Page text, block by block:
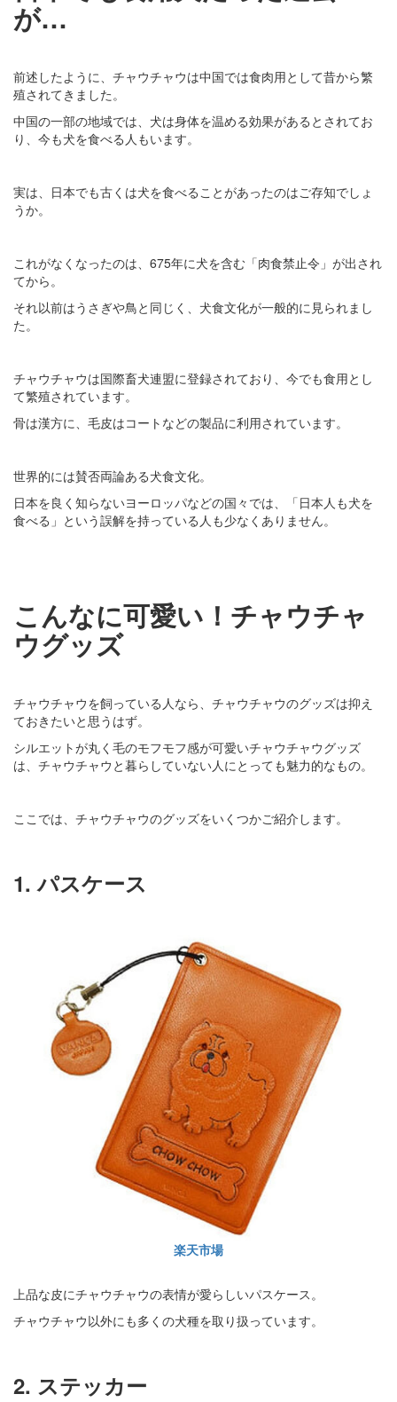
が…
前述したように、チャウチャウは中国では食肉用として昔から繁
殖されてきました。
中国の一部の地域では、犬は身体を温める効果があるとされてお
り、今も犬を食べる人もいます。
実は、日本でも古くは犬を食べることがあったのはご存知でしょ
うか。
これがなくなったのは、675年に犬を含む「肉食禁止令」が出され
てから。
それ以前はうさぎや鳥と同じく、犬食文化が一般的に見られまし
た。
チャウチャウは国際畜犬連盟に登録されており、今でも食用とし
て繁殖されています。
骨は漢方に、毛皮はコートなどの製品に利用されています。
世界的には賛否両論ある犬食文化。
日本を良く知らないヨーロッパなどの国々では、「日本人も犬を
食べる」という誤解を持っている人も少なくありません。
こんなに可愛い！チャウチャ
ウグッズ
チャウチャウを飼っている人なら、チャウチャウのグッズは抑え
ておきたいと思うはず。
シルエットが丸く毛のモフモフ感が可愛いチャウチャウグッズ
は、チャウチャウと暮らしていない人にとっても魅力的なもの。
ここでは、チャウチャウのグッズをいくつかご紹介します。
1. パスケース
楽天市場
上品な皮にチャウチャウの表情が愛らしいパスケース。
チャウチャウ以外にも多くの犬種を取り扱っています。
2. ステッカー